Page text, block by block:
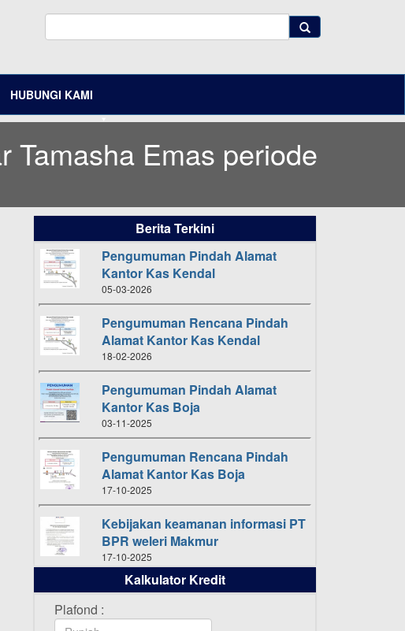
HUBUNGI KAMI
Tamasha Emas periode
Berita Terkini
Pengumuman Pindah Alamat
Kantor Kas Kendal
05-03-2026
Pengumuman Rencana Pindah
Alamat Kantor Kas Kendal
18-02-2026
Pengumuman Pindah Alamat
Kantor Kas Boja
03-11-2025
Pengumuman Rencana Pindah
Alamat Kantor Kas Boja
17-10-2025
Kebijakan keamanan informasi PT
BPR weleri Makmur
17-10-2025
Daftar Pemenang Undian
TAMASHA Bulan Oktober 2025
16-10-2025
Kalkulator Kredit
Plafond :